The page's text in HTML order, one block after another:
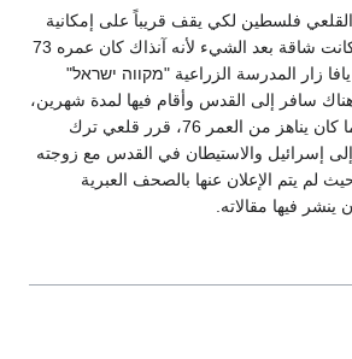
زار يهوذا القلعي فلسطين لكي يقف قريباً على إمكانية
الاستيطان بها، وزيارته كانت شاقة بعد الشيء لأنه آنذاك كان عمره 73
زار المدرسة الزراعية "מקווה ישראל"
سافر إلى القدس وأقام فيها لمدة شهرين،
وفي صيف 1874 وعندما كان يناهز من العمر 76، قرر قلعي ترك
إسرائيل والاستيطان في القدس مع زوجته
توفي عام 1878، حيث لم يتم الإعلان عنها بالصحف العبرية
فيها مقالاته.